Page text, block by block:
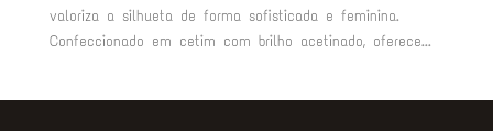
valoriza a silhueta de forma sofisticada e feminina.
Confeccionado em cetim com brilho acetinado, oferece...